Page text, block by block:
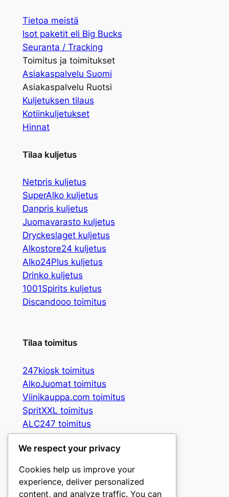
Tietoa meistä
Isot paketit eli Big Bucks
Seuranta / Tracking
Toimitus ja toimitukset
Asiakaspalvelu Suomi
Asiakaspalvelu Ruotsi
Kuljetuksen tilaus
Kotiinkuljetukset
Hinnat
Tilaa kuljetus
Netpris kuljetus
SuperAlko kuljetus
Danpris kuljetus
Juomavarasto kuljetus
Dryckeslaget kuljetus
Alkostore24 kuljetus
Alko24Plus kuljetus
Drinko kuljetus
1001Spirits kuljetus
Discandooo toimitus
Tilaa toimitus
247kiosk toimitus
AlkoJuomat toimitus
Viinikauppa.com toimitus
SpritXXL toimitus
ALC247 toimitus
Spritbox toimitus
Booz3 toimitus
Gpris toimitus
CandyNuts toimitus
We respect your privacy
Cookies help us improve your
experience, deliver personalized
content, and analyze traffic. You can